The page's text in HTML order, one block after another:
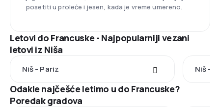
posetiti u proleće i jesen, kada je vreme umereno.
Letovi do Francuske - Najpopularniji vezani
letovi iz Niša
Niš - Pariz Niš -
Odakle najčešće letimo u do Francuske?
Poredak gradova